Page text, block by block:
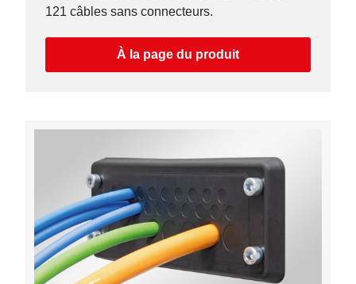
121 câbles sans connecteurs.
À la page du produit